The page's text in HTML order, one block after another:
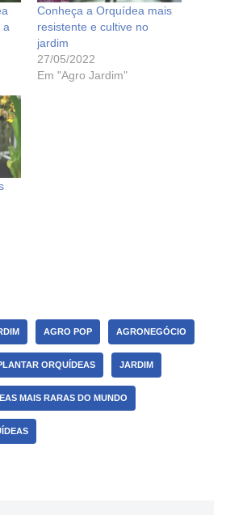
a
Conheça a Orquídea mais
resistente e cultive no
jardim
27/05/2022
Em "Agro Jardim"
AGRO POP AGRONEGÓCIO
ORQUÍDEAS JARDIM
MAIS RARAS DO MUNDO